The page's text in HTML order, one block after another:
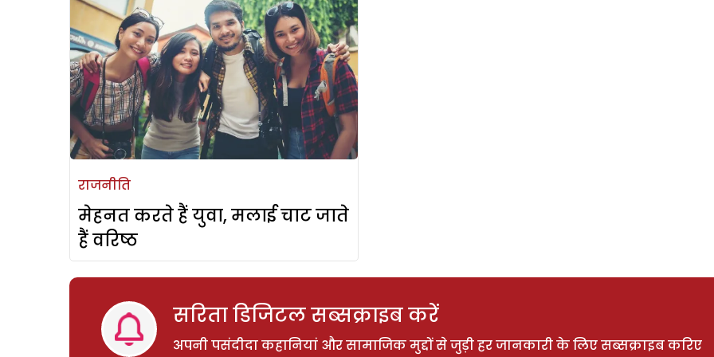
राजनीति
मेहनत करते हैं युवा, मलाई चाट जाते
हैं वरिष्ठ
सरिता डिजिटल सब्सक्राइब करें
अपनी पसंदीदा कहानियां और सामाजिक मुद्दों से जुड़ी हर जानकारी के लिए सब्सक्राइब करिए